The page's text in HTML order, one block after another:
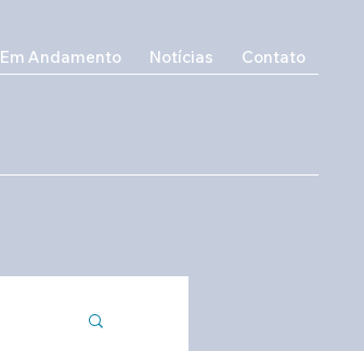
Em Andamento Notícias Contato